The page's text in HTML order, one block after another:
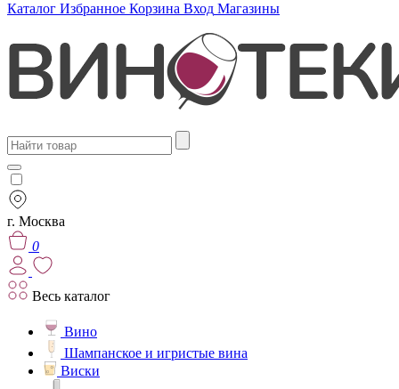
Каталог Избранное Корзина Вход Магазины
г. Москва
0
Весь каталог
Вино
Шампанское и игристые вина
Виски